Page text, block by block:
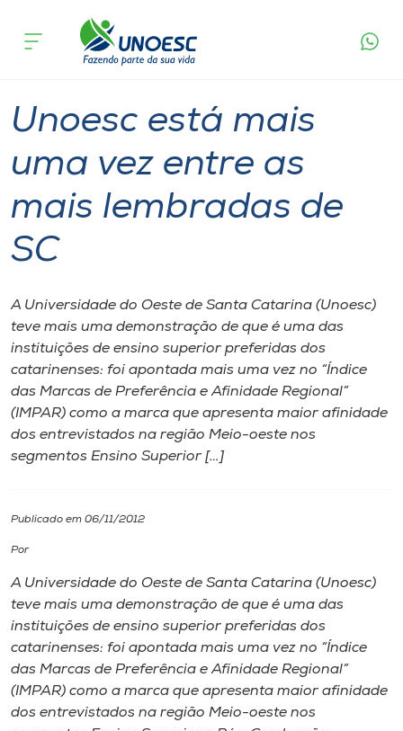
Cursos
Atendimento ao Estudante
Portal de Ensino
A
Internacionalização
I.nova
Cultura
CPA
Biblioteca
Editora
acontece
Unoesc está mais
uma vez entre as
mais lembradas de
SC
A Universidade do Oeste de Santa Catarina (Unoesc)
teve mais uma demonstração de que é uma das
instituições de ensino superior preferidas dos
catarinenses: foi apontada mais uma vez no “Índice
das Marcas de Preferência e Afinidade Regional”
(IMPAR) como a marca que apresenta maior afinidade
dos entrevistados na região Meio-oeste nos
segmentos Ensino Superior […]
Publicado em 06/11/2012
Por
A Universidade do Oeste de Santa Catarina (Unoesc)
teve mais uma demonstração de que é uma das
instituições de ensino superior preferidas dos
catarinenses: foi apontada mais uma vez no “Índice
das Marcas de Preferência e Afinidade Regional”
(IMPAR) como a marca que apresenta maior afinidade
dos entrevistados na região Meio-oeste nos